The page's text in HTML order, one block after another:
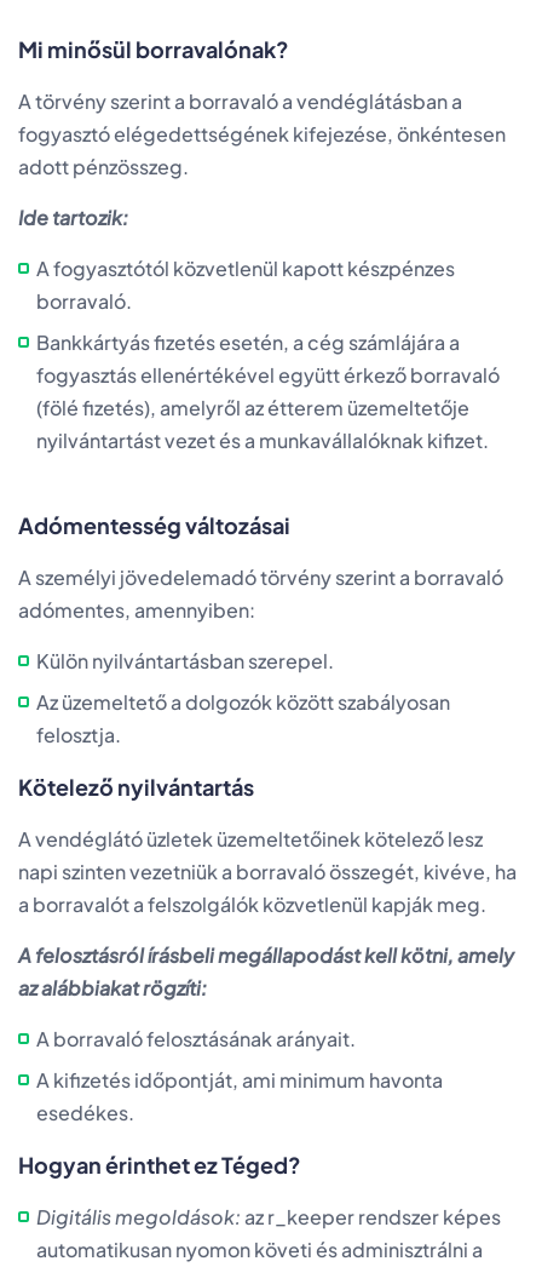
Mi minősül borravalónak?
A törvény szerint a borravaló a vendéglátásban a
fogyasztó elégedettségének kifejezése, önkéntesen
adott pénzösszeg.
Ide tartozik:
A fogyasztótól közvetlenül kapott készpénzes
borravaló.
Bankkártyás fizetés esetén, a cég számlájára a
fogyasztás ellenértékével együtt érkező borravaló
(fölé fizetés), amelyről az étterem üzemeltetője
nyilvántartást vezet és a munkavállalóknak kifizet.
Adómentesség változásai
A személyi jövedelemadó törvény szerint a borravaló
adómentes, amennyiben:
Külön nyilvántartásban szerepel.
Az üzemeltető a dolgozók között szabályosan
felosztja.
Kötelező nyilvántartás
A vendéglátó üzletek üzemeltetőinek kötelező lesz
napi szinten vezetniük a borravaló összegét, kivéve, ha
a borravalót a felszolgálók közvetlenül kapják meg.
A felosztásról írásbeli megállapodást kell kötni, amely
az alábbiakat rögzíti:
A borravaló felosztásának arányait.
A kifizetés időpontját, ami minimum havonta
esedékes.
Hogyan érinthet ez Téged?
Digitális megoldások:az r_keeper rendszer képes
automatikusan nyomon követi és adminisztrálni a